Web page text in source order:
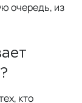
очередь, из
кто